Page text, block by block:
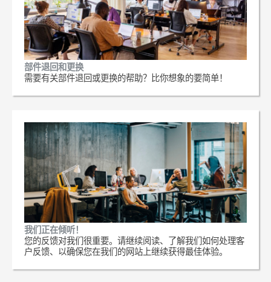
部件退回和更换
需要有关部件退回或更换的帮助？比你想象的要简单！
我们正在倾听！
您的反馈对我们很重要。请继续阅读、了解我们如何处理客
户反馈、以确保您在我们的网站上继续获得最佳体验。